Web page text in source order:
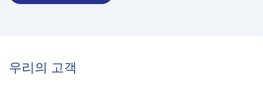
우리의 고객